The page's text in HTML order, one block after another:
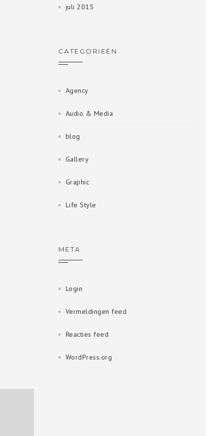
juli 2015
CATEGORIEËN
Agency
Audio & Media
blog
Gallery
Graphic
Life Style
META
Login
Vermeldingen feed
Reacties feed
WordPress.org